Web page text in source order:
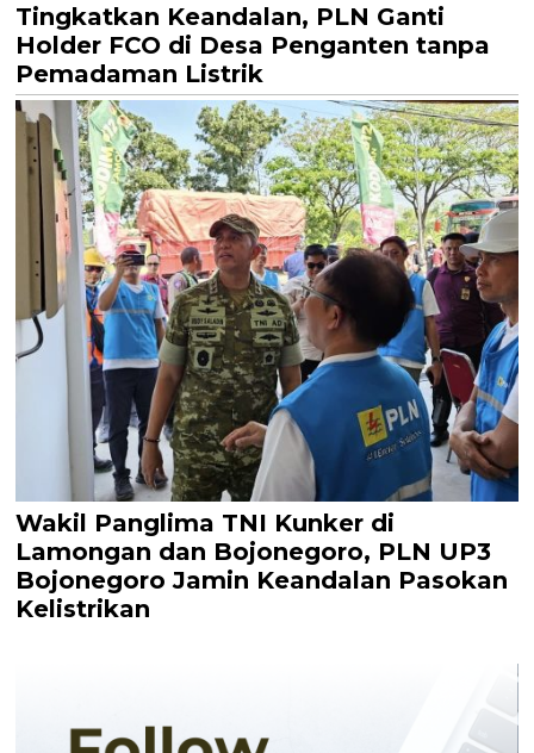
Tingkatkan Keandalan, PLN Ganti
Holder FCO di Desa Penganten tanpa
Pemadaman Listrik
Wakil Panglima TNI Kunker di
Lamongan dan Bojonegoro, PLN UP3
Bojonegoro Jamin Keandalan Pasokan
Kelistrikan